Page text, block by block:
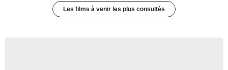
Les films à venir les plus consultés